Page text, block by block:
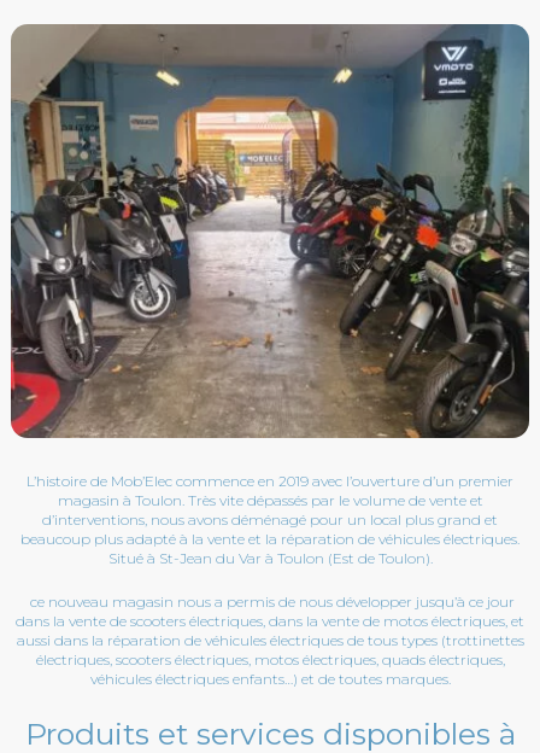
L’histoire de Mob’Elec commence en 2019 avec l’ouverture d’un premier
magasin à Toulon. Très vite dépassés par le volume de vente et
d’interventions, nous avons déménagé pour un local plus grand et
beaucoup plus adapté à la vente et la réparation de véhicules électriques.
Situé à St-Jean du Var à Toulon (Est de Toulon).
ce nouveau magasin nous a permis de nous développer jusqu’à ce jour
dans la vente de scooters électriques, dans la vente de motos électriques, et
aussi dans la réparation de véhicules électriques de tous types (trottinettes
électriques, scooters électriques, motos électriques, quads électriques,
véhicules électriques enfants…) et de toutes marques.
Produits et services disponibles à